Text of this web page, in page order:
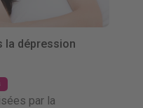
la dépression
par la